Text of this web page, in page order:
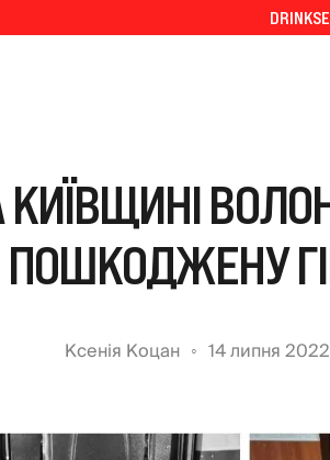
ПОШКОДЖЕНУ
Ксенія Коцан 14 липня 2022